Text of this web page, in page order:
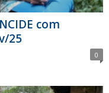
com
25
0